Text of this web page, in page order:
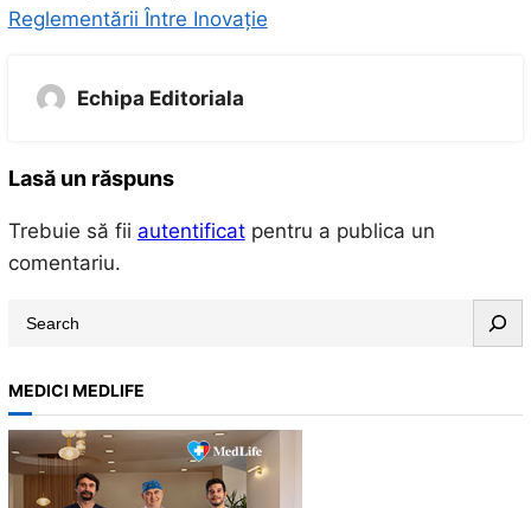
Reglementării Între Inovație
Echipa Editoriala
Lasă un răspuns
Trebuie să fii autentificatpentru a publica un
comentariu.
r
c
h
MEDICI MEDLIFE